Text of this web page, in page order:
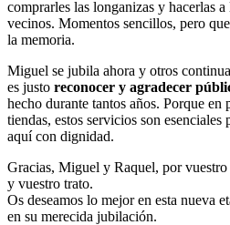
comprarles las longanizas y hacerlas
vecinos. Momentos sencillos, pero
la memoria.
Miguel se jubila ahora y otros
es justo reconocer y agradecer
hecho durante tantos años. Porque en
tiendas, estos servicios son
aquí con dignidad.
Gracias, Miguel y Raquel, por vuestro
y vuestro trato.
Os deseamos lo mejor en esta nueva
en su merecida jubilación.